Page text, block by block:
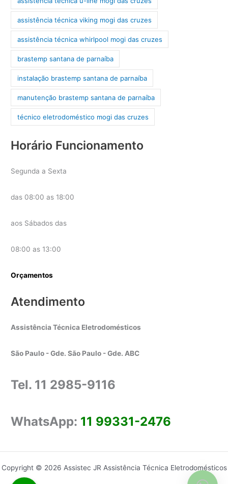
assistência técnica viking mogi das cruzes
assistência técnica whirlpool mogi das cruzes
brastemp santana de parnaíba
instalação brastemp santana de parnaíba
manutenção brastemp santana de parnaíba
técnico eletrodoméstico mogi das cruzes
Horário Funcionamento
Segunda a Sexta
das 08:00 as 18:00
aos Sábados das
08:00 as 13:00
Orçamentos
Atendimento
Assistência Técnica Eletrodomésticos
São Paulo - Gde. São Paulo - Gde. ABC
Tel. 11 2985-9116
WhatsApp: 11 99331-2476
Copyright © 2026 Assistec JR Assistência Técnica Eletrodomésticos